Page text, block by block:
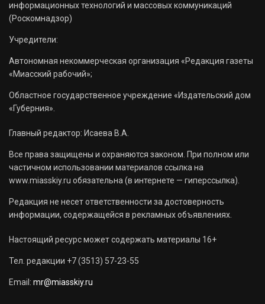
информационных технологий и массовых коммуникаций
(Роскомнадзор)
Учредители:
Автономная некоммерческая организация «Редакция газеты
«Миасский рабочий»;
Областное государственное учреждение «Издательский дом
«Губерния».
Главный редактор: Исаева В.А.
Все права защищены и охраняются законом. При полном или
частичном использовании материалов ссылка на
www.miasskiy.ru обязательна (в интернете — гиперссылка).
Редакция не несет ответственности за достоверность
информации, содержащейся в рекламных объявлениях.
Настоящий ресурс может содержать материалы 16+
Тел. редакции +7 (3513) 57-23-55
Email: mr@miasskiy.ru